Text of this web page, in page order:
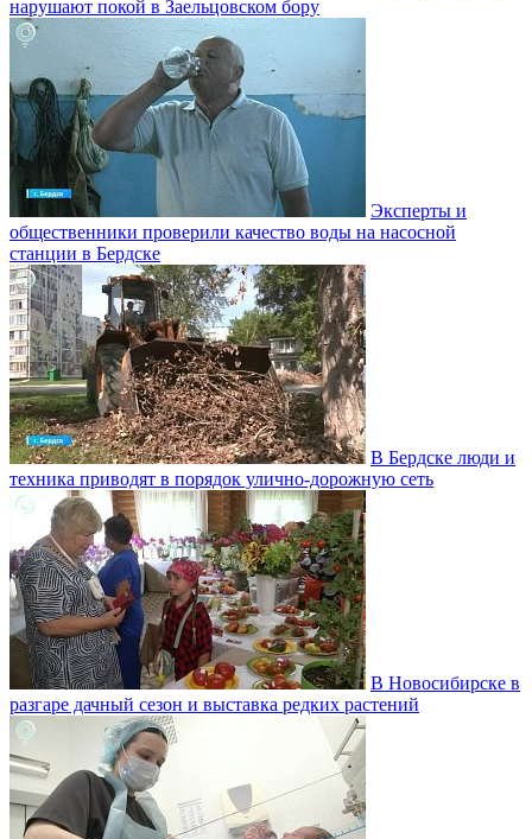
нарушают покой в Заельцовском бору
Эксперты и
общественники проверили качество воды на насосной
станции в Бердске
В Бердске люди и
техника приводят в порядок улично‑дорожную сеть
В Новосибирске в
разгаре дачный сезон и выставка редких растений